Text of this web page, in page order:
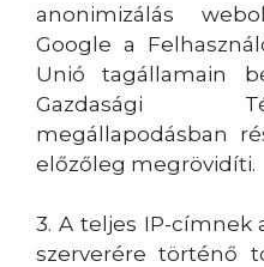
anonimizálás
Google a
Unió tagállamain
Gazdasági
megállapodásban
előzőleg megrövidíti.
3. A teljes IP-címnek
szerverére történő